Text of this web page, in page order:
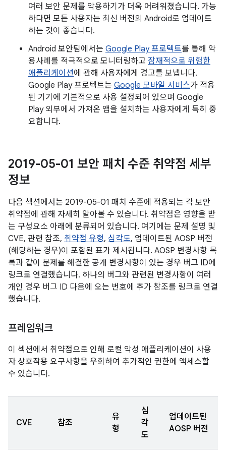
여러 보안 문제를 악용하기가 더욱 어려워졌습니다. 가능
하다면 모든 사용자는 최신 버전의 Android로 업데이트
하는 것이 좋습니다.
Android 보안팀에서는 Google Play 프로텍트를 통해 악
용사례를 적극적으로 모니터링하고 잠재적으로 위험한
애플리케이션에 관해 사용자에게 경고를 보냅니다.
Google Play 프로텍트는 Google 모바일 서비스가 적용
된 기기에 기본적으로 사용 설정되어 있으며 Google
Play 외부에서 가져온 앱을 설치하는 사용자에게 특히 중
요합니다.
2019-05-01 보안 패치 수준 취약점 세부
정보
다음 섹션에서는 2019-05-01 패치 수준에 적용되는 각 보안
취약점에 관해 자세히 알아볼 수 있습니다. 취약점은 영향을 받
는 구성요소 아래에 분류되어 있습니다. 여기에는 문제 설명 및
CVE, 관련 참조, 취약점 유형, 심각도, 업데이트된 AOSP 버전
(해당하는 경우)이 포함된 표가 제시됩니다. AOSP 변경사항 목
록과 같이 문제를 해결한 공개 변경사항이 있는 경우 버그 ID에
링크로 연결했습니다. 하나의 버그와 관련된 변경사항이 여러
개인 경우 버그 ID 다음에 오는 번호에 추가 참조를 링크로 연결
했습니다.
프레임워크
이 섹션에서 취약점으로 인해 로컬 악성 애플리케이션이 사용
자 상호작용 요구사항을 우회하여 추가적인 권한에 액세스할
수 있습니다.
CVE 참조
유
형
심
각
도
업데이트된
AOSP 버전